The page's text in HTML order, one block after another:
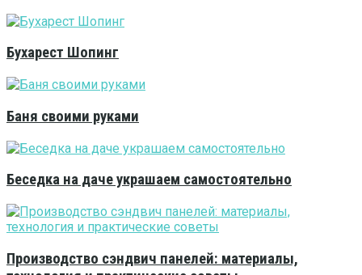
Бухарест Шопинг
Баня своими руками
Беседка на даче украшаем самостоятельно
Производство сэндвич панелей: материалы,